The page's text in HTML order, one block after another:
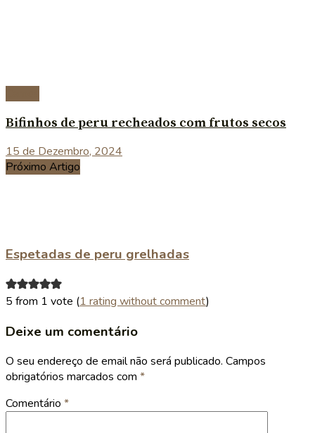
Bifinhos de peru recheados com frutos secos
15 de Dezembro, 2024
Próximo Artigo
Espetadas de peru grelhadas
5 from 1 vote (1 rating without comment)
Deixe um comentário
O seu endereço de email não será publicado. Campos
obrigatórios marcados com *
Comentário *